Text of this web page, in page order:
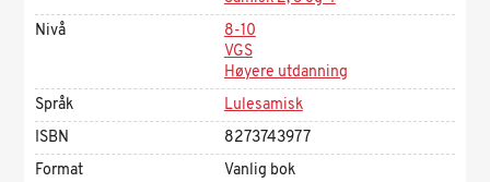
Nivå
8-10
VGS
Høyere utdanning
Språk
Lulesamisk
ISBN
8273743977
Format
Vanlig bok